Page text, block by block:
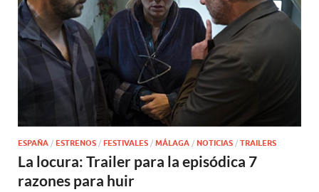
ESPAÑA / ESTRENOS / FESTIVALES / MÁLAGA / NOTICIAS / TRAILERS
La locura: Trailer para la episódica 7
razones para huir